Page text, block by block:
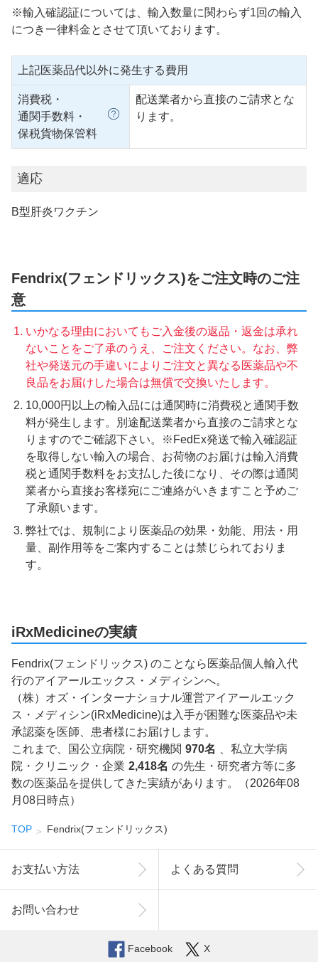
※輸入確認証については、輸入数量に関わらず1回の輸入
につき一律料金とさせて頂いております。
上記医薬品代以外に発生する費用
消費税・
通関手数料・
保税貨物保管料
配送業者から直接のご請求とな
ります。
適応
B型肝炎ワクチン
Fendrix(フェンドリックス)をご注文時のご注
意
いかなる理由においてもご入金後の返品・返金は承れ
ないことをご了承のうえ、ご注文ください。なお、弊
社や発送元の手違いによりご注文と異なる医薬品や不
良品をお届けした場合は無償で交換いたします。
10,000円以上の輸入品には通関時に消費税と通関手数
料が発生します。別途配送業者から直接のご請求とな
りますのでご確認下さい。※FedEx発送で輸入確認証
を取得しない輸入の場合、お荷物のお届けは輸入消費
税と通関手数料をお支払した後になり、その際は通関
業者から直接お客様宛にご連絡がいきますこと予めご
了承願います。
弊社では、規制により医薬品の効果・効能、用法・用
量、副作用等をご案内することは禁じられておりま
す。
iRxMedicineの実績
Fendrix(フェンドリックス) のことなら医薬品個人輸入代
行のアイアールエックス・メディシンへ。
（株）オズ・インターナショナル運営アイアールエック
ス・メディシン(iRxMedicine)は入手が困難な医薬品や未
承認薬を医師、患者様にお届けします。
これまで、国公立病院・研究機関 970名
、私立大学病
院・クリニック・企業 2,418名 の先生・研究者方等に多
数の医薬品を提供してきた実績があります。（2026年08
月08日時点）
TOP Fendrix(フェンドリックス)
お支払い方法 よくある質問
お問い合わせ
Facebook X